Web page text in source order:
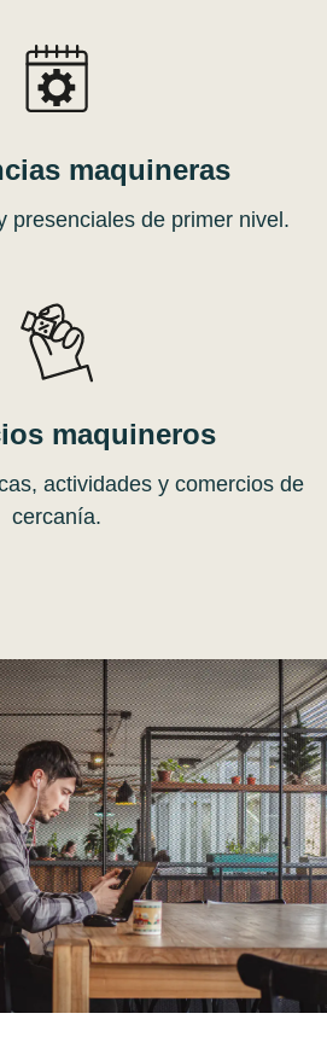
maquineras
presenciales de primer nivel.
maquineros
actividades y comercios de
cercanía.